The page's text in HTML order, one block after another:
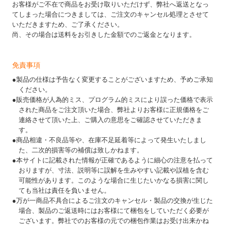
お客様がご不在で商品をお受け取りいただけず、弊社へ返送となっ
てしまった場合につきましては、ご注文のキャンセル処理とさせて
いただきますため、ご了承ください。
尚、その場合は送料をお引きした金額でのご返金となります。
免責事項
●製品の仕様は予告なく変更することがございますため、予めご承知
ください。
●販売価格が人為的ミス、プログラム的ミスにより誤った価格で表示
された商品をご注文頂いた場合、弊社よりお客様に正規価格をご
連絡させて頂いた上、ご購入の意思をご確認させていただきま
す。
●商品相違・不良品等や、在庫不足延着等によって発生いたしまし
た、二次的損害等の補償は致しかねます。
●本サイトに記載された情報が正確であるように細心の注意を払って
おりますが、寸法、説明等に誤解を生みやすい記載や誤植を含む
可能性があります。このような場合に生じたいかなる損害に関し
ても当社は責任を負いません。
●万が一商品不具合によるご注文のキャンセル・製品の交換が生じた
場合、製品のご返送時にはお客様にて梱包をしていただく必要が
ございます。弊社でのお客様の元での梱包作業はお受け出来かね